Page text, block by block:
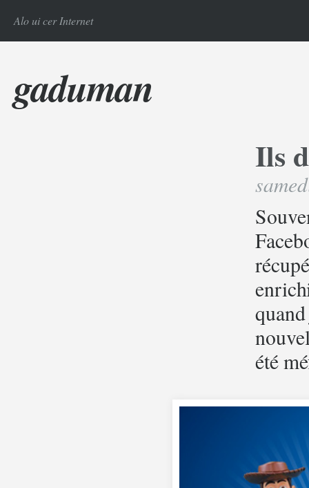
Alo ui cer Internet
gaduman
Ils
été